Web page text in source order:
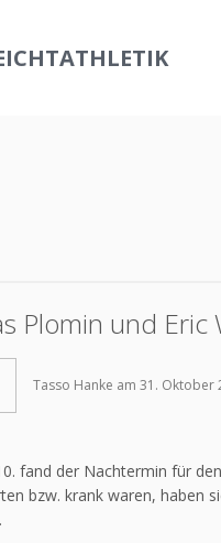
Plomin und
Tasso Hanke am 31. Oktober
fand der Nachtermin für
bzw. krank waren, haben